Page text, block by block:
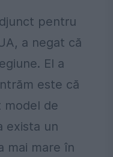
pentru
a negat că
El a
este că
model de
exista un
mai mare în